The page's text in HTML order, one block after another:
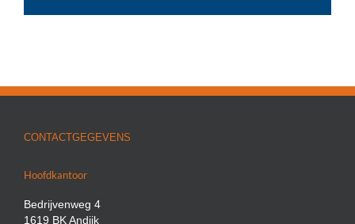
CONTACTGEGEVENS
Hoofdkantoor
Bedrijvenweg 4
1619 BK Andijk